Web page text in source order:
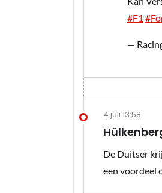
#F1
—
4 juli 13:58
De Duitser
een voordeel